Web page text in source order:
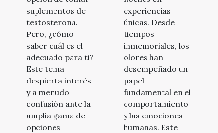
suplementos de
testosterona.
Pero, ¿cómo
saber cuál es el
adecuado para ti?
Este tema
despierta interés
y a menudo
confusión ante la
amplia gama de
opciones
experiencias
únicas. Desde
tiempos
inmemoriales, los
olores han
desempeñado un
papel
fundamental en el
comportamiento
y las emociones
humanas. Este